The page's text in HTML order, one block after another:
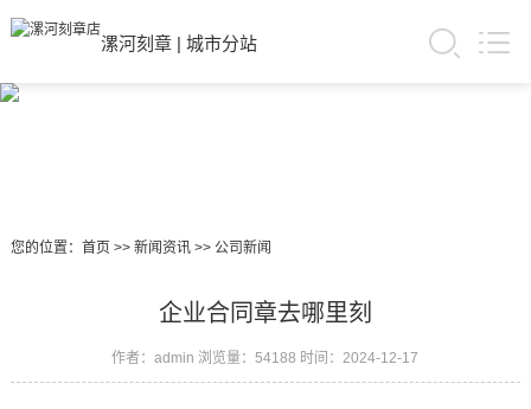
漯河刻章| 城市分站
您的位置： 首页 >> 新闻资讯>> 公司新闻
企业合同章去哪里刻
作者：admin 浏览量：54188 时间：2024-12-17